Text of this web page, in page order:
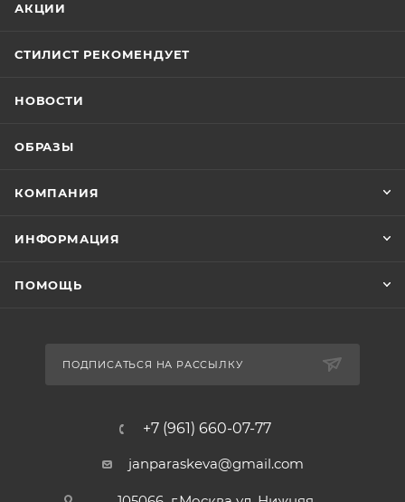
АКЦИИ
СТИЛИСТ РЕКОМЕНДУЕТ
НОВОСТИ
ОБРАЗЫ
КОМПАНИЯ
ИНФОРМАЦИЯ
ПОМОЩЬ
ПОДПИСАТЬСЯ НА РАССЫЛКУ
+7 (961) 660-07-77
janparaskeva@gmail.com